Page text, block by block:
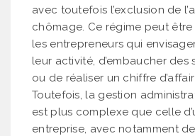
avec toutefois l’exclusion de
chômage. Ce régime peut
les entrepreneurs qui
leur activité, d’embaucher des
ou de réaliser un chiffre
Toutefois, la gestion
est plus complexe que celle
entreprise, avec notamment